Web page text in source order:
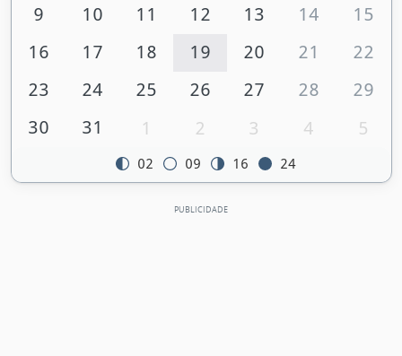
9
10 11 12 13 14
15
16
17 18 19 20 21
22
23
24 25 26 27 28
29
30
31 1 2 3 4 5
02 09 16 24